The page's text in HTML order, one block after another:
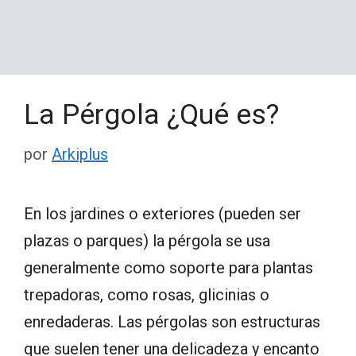
La Pérgola ¿Qué es?
por Arkiplus
En los jardines o exteriores (pueden ser
plazas o parques) la pérgola se usa
generalmente como soporte para plantas
trepadoras, como rosas, glicinias o
enredaderas. Las pérgolas son estructuras
que suelen tener una delicadeza y encanto